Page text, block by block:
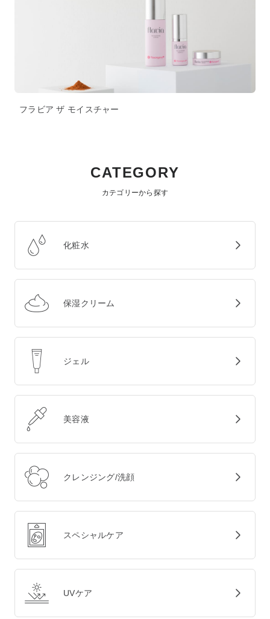
フラビア ザ モイスチャー
CATEGORY
カテゴリーから探す
化粧水
保湿クリーム
ジェル
美容液
クレンジング/洗顔
スペシャルケア
UVケア